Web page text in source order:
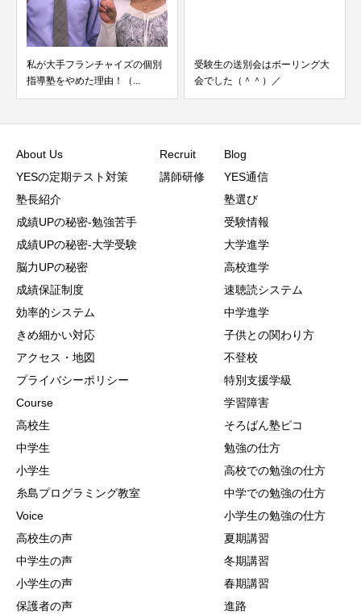
私が大手フランチャイズの個別
指導塾をやめた理由！（...
受験生の送別会はボーリング大
会でした（＾＾）／
About Us
YESの定期テスト対策
塾長紹介
成績UPの秘密-勉強苦手
成績UPの秘密-大学受験
脳力UPの秘密
成績保証制度
効率的システム
きめ細かい対応
アクセス・地図
プライバシーポリシー
Course
高校生
中学生
小学生
糸島プログラミング教室
Voice
高校生の声
中学生の声
小学生の声
保護者の声
Recruit
講師研修
Blog
YES通信
塾選び
受験情報
大学進学
高校進学
速聴読システム
中学進学
子供との関わり方
不登校
特別支援学級
学習障害
そろばん塾ピコ
勉強の仕方
高校での勉強の仕方
中学での勉強の仕方
小学生の勉強の仕方
夏期講習
冬期講習
春期講習
進路